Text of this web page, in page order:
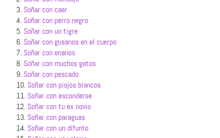
3. Soñar con caer
4. Soñar con perro negro
5. Soñar con un tigre
6. Soñar con gusanos en el cuerpo
7. Soñar con enanos
8. Soñar con muchos gatos
9. Soñar con pescado
10. Soñar con piojos blancos
11. Soñar con esconderse
12. Soñar con tu ex novio
13. Soñar con paraguas
14. Soñar con un difunto